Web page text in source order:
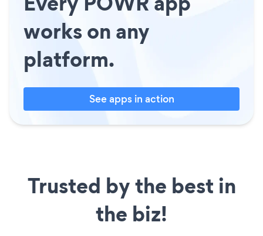
works on any
platform.
See apps in action
Trusted by the best in
the biz!